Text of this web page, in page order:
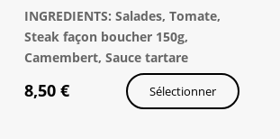
INGREDIENTS: Salades, Tomate,
Steak façon boucher 150g,
Camembert, Sauce tartare
8,50 € Sélectionner